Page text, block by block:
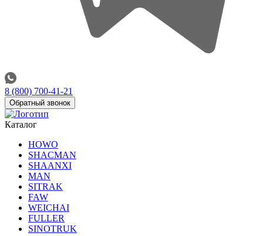
8 (800) 700-41-21
Обратный звонок
Каталог
HOWO
SHACMAN
SHAANXI
MAN
SITRAK
FAW
WEICHAI
FULLER
SINOTRUK